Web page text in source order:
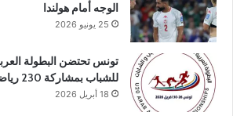
الوجه أمام هولندا
25 يونيو 2026
تونس تحتضن البطولة
للشباب بمشاركة 230 رياضياً
18 أبريل 2026